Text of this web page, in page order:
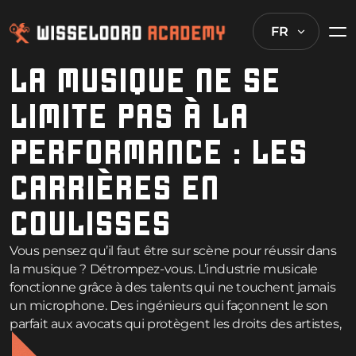
FR
LA MUSIQUE NE SE
LIMITE PAS À LA
PERFORMANCE : LES
CARRIÈRES EN
COULISSES
Vous pensez qu’il faut être sur scène pour réussir dans
la musique ? Détrompez-vous. L’industrie musicale
fonctionne grâce à des talents qui ne touchent jamais
un microphone. Des ingénieurs qui façonnent le son
parfait aux avocats qui protègent les droits des artistes,
les carrières musicales s’étendent bien au-delà de la